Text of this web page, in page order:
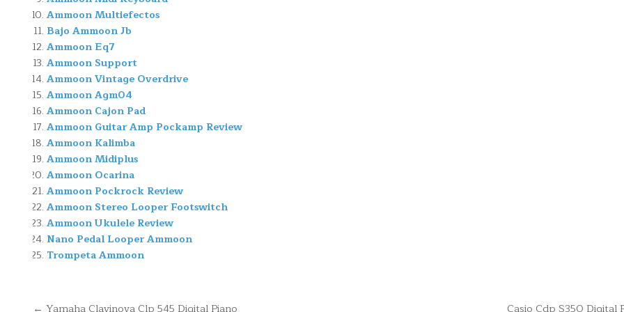
Ammoon Multiefectos
Bajo Ammoon Jb
Ammoon Eq7
Ammoon Support
Ammoon Vintage Overdrive
Ammoon Agm04
Ammoon Cajon Pad
Ammoon Guitar Amp Pockamp Review
Ammoon Kalimba
Ammoon Midiplus
Ammoon Ocarina
Ammoon Pockrock Review
Ammoon Stereo Looper Footswitch
Ammoon Ukulele Review
Nano Pedal Looper Ammoon
Trompeta Ammoon
Casio Cdp S350 Digital
← Yamaha Clavinova Clp 545 Digital Piano